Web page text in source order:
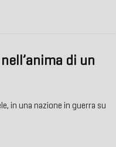
di un
in una nazione in guerra su